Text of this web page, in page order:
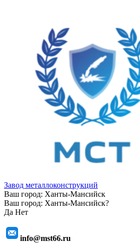
Завод металлоконструкций
Ваш город: Ханты-Мансийск
Ваш город: Ханты-Мансийск?
Да Нет
info@mst66.ru